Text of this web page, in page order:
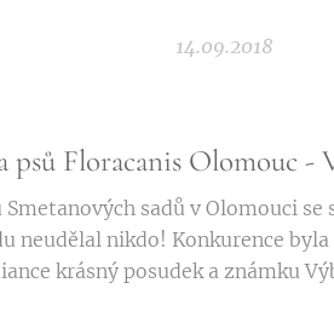
14.09.2018
psů Floracanis Olomouc -
sadů v Olomouci se
neudělal nikdo! Konkurence
krásný posudek a známku